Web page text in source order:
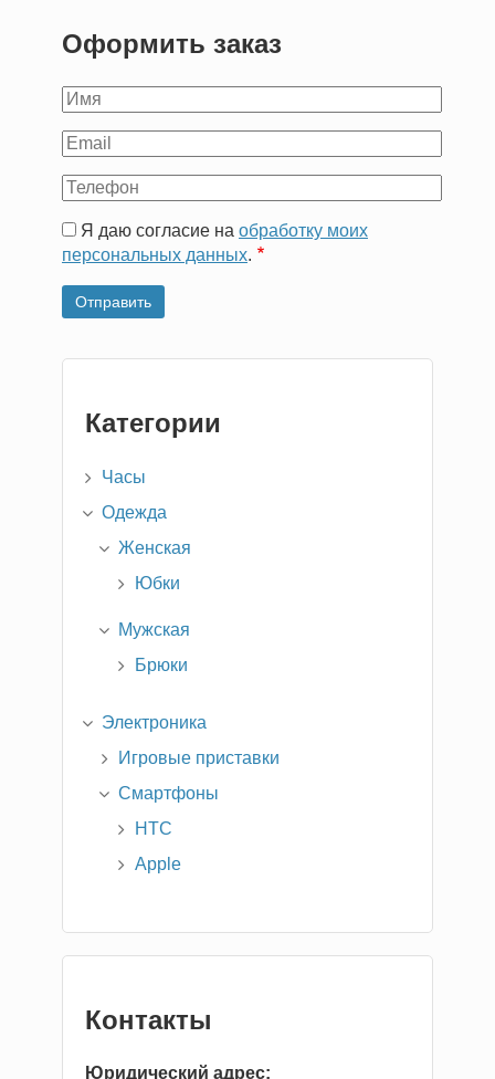
Оформить заказ
Ваше
Ваш
Ваш
Я даю согласие на обработку моих
персональных данных.
Категории
Часы
Одежда
Женская
Юбки
Мужская
Брюки
Электроника
Игровые приставки
Смартфоны
HTC
Apple
Контакты
Юридический адрес: